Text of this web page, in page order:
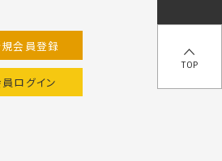
TOP
会員登録
ログイン